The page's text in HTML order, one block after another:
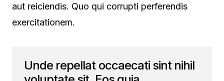
aut reiciendis. Quo qui corrupti perferendis
exercitationem.
Unde repellat occaecati sint nihil